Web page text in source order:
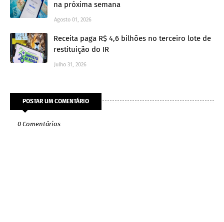
na próxima semana
Agosto 01, 2026
Receita paga R$ 4,6 bilhões no terceiro lote de
restituição do IR
Julho 31, 2026
POSTAR UM COMENTÁRIO
0 Comentários